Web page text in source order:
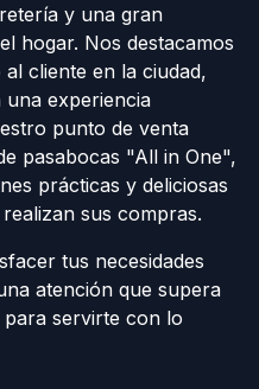
y una gran
hogar. Nos destacamos
cliente en la ciudad,
una experiencia
punto de venta
pasabocas "All in One",
prácticas y deliciosas
sus compras.
tus necesidades
atención que supera
para servirte con lo